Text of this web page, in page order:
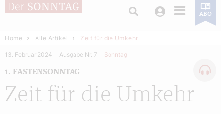
Login ABO
Home Alle Artikel Zeit für die Umkehr
Zeit für die Umkehr
1. FASTENSONNTAG
13. Februar 2024 Ausgabe Nr. 7 Sonntag